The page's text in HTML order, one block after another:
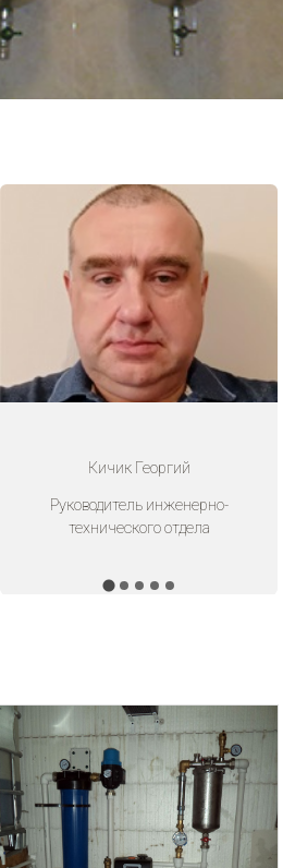
Кичик Георгий
Руководитель инженерно-
технического отдела